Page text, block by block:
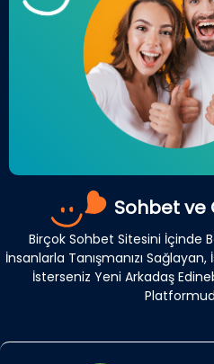
Sohbet ve
Birçok Sohbet Sitesini İçinde
İnsanlarla Tanışmanızı Sağlayan,
İsterseniz Yeni Arkadaş